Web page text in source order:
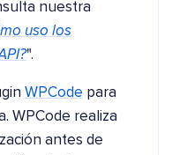
nuestra
uso los
".
WPCode para
WPCode realiza
antes de